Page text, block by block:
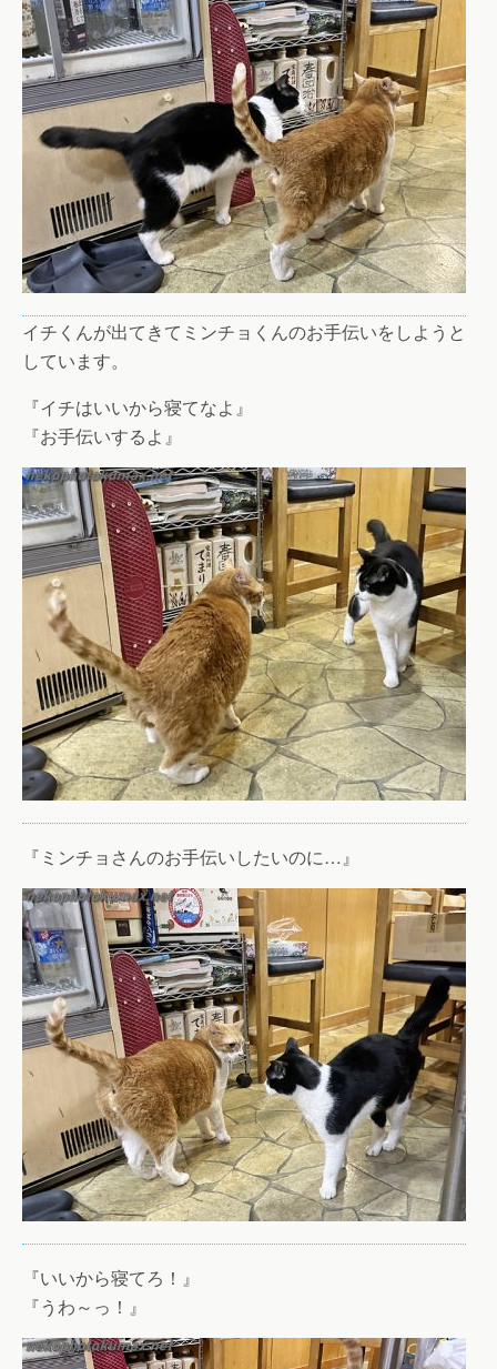
イチくんが出てきてミンチョくんのお手伝いをしようと
しています。
『イチはいいから寝てなよ』
『お手伝いするよ』
『ミンチョさんのお手伝いしたいのに…』
『いいから寝てろ！』
『うわ～っ！』